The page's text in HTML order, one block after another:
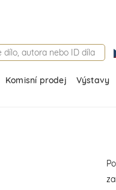
Komisní prodej Výstavy